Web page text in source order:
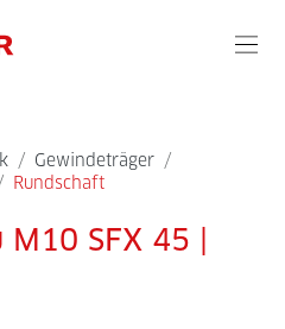
/ Gewindeträger /
Rundschaft
SFX 45 |